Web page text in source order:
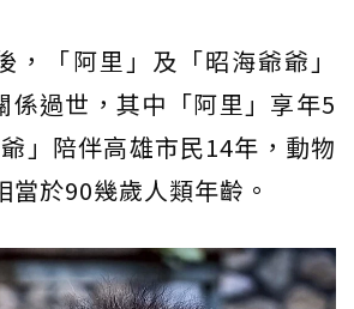
，「阿里」及「昭海爺爺」
係過世，其中「阿里」享年5
」陪伴高雄市民14年，動物
當於90幾歲人類年齡。